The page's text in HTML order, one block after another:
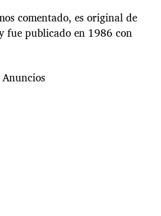
comentado, es original de
fue publicado en 1986 con
Anuncios